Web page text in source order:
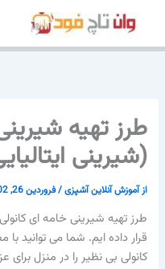
محتوا
طرز تهیه
(شیرینی ایتالیایی)
ازآموزش آنلاین آشپزی/فروردین 26, 1402
قرار داده ایم. شما می توانید
کانولی بی نظیر را در منزل برای